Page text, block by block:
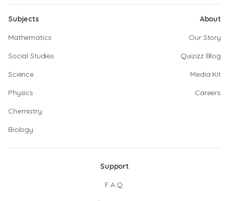
Subjects
Mathematics
Social Studies
Science
Physics
Chemistry
Biology
About
Our Story
Quizizz Blog
Media Kit
Careers
Support
F.A.Q.